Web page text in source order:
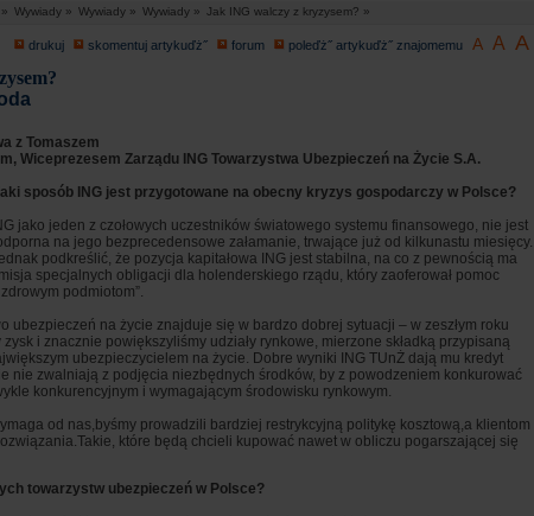
Wywiady » Wywiady » Wywiady » Jak ING walczy z kryzysem? »
drukuj skomentuj artykuďż˝ forum poleďż˝ artykuďż˝ znajomemu A A A
z Tomaszem
Wiceprezesem Zarządu ING Towarzystwa Ubezpieczeń na Życie S.A.
sposób ING jest przygotowane na obecny kryzys gospodarczy w Polsce?
jako jeden z czołowych uczestników światowego systemu finansowego, nie jest
na jego bezprecedensowe załamanie, trwające już od kilkunastu miesięcy.
podkreślić, że pozycja kapitałowa ING jest stabilna, na co z pewnością ma
specjalnych obligacji dla holenderskiego rządu, który zaoferował pomoc
podmiotom”.
ubezpieczeń na życie znajduje się w bardzo dobrej sytuacji – w zeszłym roku
i znacznie powiększyliśmy udziały rynkowe, mierzone składką przypisaną
ubezpieczycielem na życie. Dobre wyniki ING TUnŻ dają mu kredyt
nie zwalniają z podjęcia niezbędnych środków, by z powodzeniem konkurować
konkurencyjnym i wymagającym środowisku rynkowym.
od nas,byśmy prowadzili bardziej restrykcyjną politykę kosztową,a klientom
które będą chcieli kupować nawet w obliczu pogarszającej się
towarzystw ubezpieczeń w Polsce?